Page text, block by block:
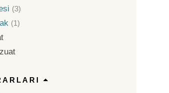
(3)
(1)